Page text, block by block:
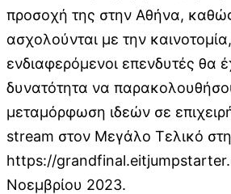
προσοχή της στην Αθήνα,
ασχολούνται με την
ενδιαφερόμενοι επενδυτές θα
δυνατότητα να
μεταμόρφωση ιδεών σε
stream στον Μεγάλο Τελικό
https://
Νοεμβρίου 2023.